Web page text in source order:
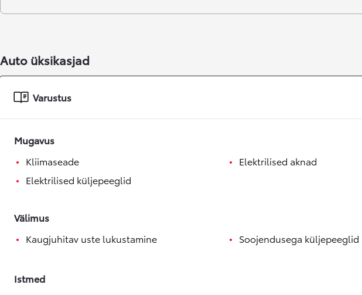
Auto üksikasjad
Varustus
Mugavus
Kliimaseade
Elektrilised küljepeeglid
Elektrilised aknad
Välimus
Kaugjuhitav uste lukustamine
Soojendusega küljepeeglid
Istmed